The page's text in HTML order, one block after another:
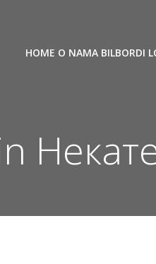
HOME O NAMA BILBORDI